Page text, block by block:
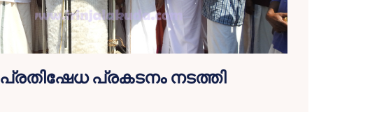
പ്രതിഷേധ പ്രകടനം നടത്തി